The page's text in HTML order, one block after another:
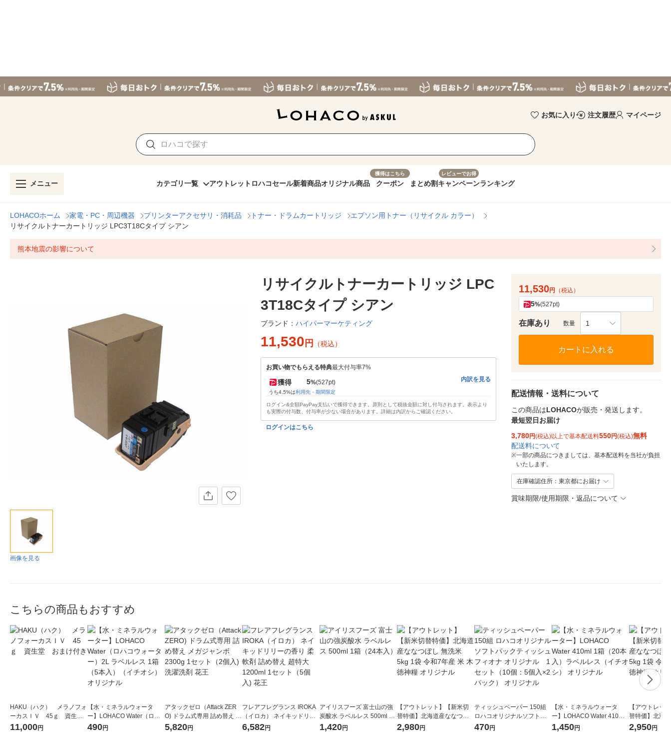
お気に入り 注文履歴 マイページ
メニュー カテゴリ一覧 アウトレット ロハコセール新着商品オリジナル商品
獲得はこちら
クーポン まとめ割
レビューでお得
キャンペーンランキング
LOHACOホーム 家電・PC・周辺機器 プリンターアクセサリ・消耗品 トナー・ドラムカートリッジ
エプソン用トナー（リサイクル カラー）
リサイクルトナーカートリッジ LPC3T18Cタイプ シアン
熊本地震の影響について
画像を見る
リサイクルトナーカートリッジ LPC
3T18Cタイプ シアン
ブランド： ハイパーマーケティング
11,530 円 （税込）
お買い物でもらえる特典最大付与率7%
獲得 5%(527pt)
うち4.5%は利用先・期間限定
内訳を見る
ログイン&全額PayPay支払いで獲得できます。原則として税抜金額に対し付与されます。表示より
も実際の付与数、付与率が少ない場合があります。詳細は内訳からご確認ください。
ログインはこちら
11,530円 （税込）
5%(527pt)
在庫あり 数量 1
カートに入れる
配送情報・送料について
この商品はLOHACOが販売・発送します。
最短翌日お届け
3,780円(税込)以上で基本配送料550円(税込)無料
配送料について
※一部の商品につきましては、基本配送料を当社が負担
いたします。
在庫確認住所：東京都にお届け
賞味期限/使用期限・返品について
こちらの商品もおすすめ
HAKU（ハク） メラノフォ
ーカスＩＶ 45ｇ 資生
堂 おまけ付き
11,000円
【水・ミネラルウォータ
ー】LOHACO Water（ロハ
コウォーター）2L ラベルレ
490円
アタックゼロ（Attack ZER
O) ドラム式専用 詰め替え メ
ガジャンボ 2300g 1セット
5,820円
フレアフレグランス IROKA
（イロカ） ネイキッドリリ
ーの香り 柔軟剤 詰め替え 超
6,582円
アイリスフーズ 富士山の強
炭酸水 ラベルレス 500ml 1
箱（24本入）
1,420円
【アウトレット】【新米切
替特価】北海道産ななつぼ
し 無洗米 5kg 1袋 令和7年産
2,980円
ティッシュペーパー 150組
ロハコオリジナルソフトパ
ックティッシュ フィオナ オ
470円
【水・ミネラルウォータ
ー】LOHACO Water 410ml
1箱（20本入）ラベルレス
1,450円
【アウトレッ
替特価】北海
し 精白米 5kg
2,950円